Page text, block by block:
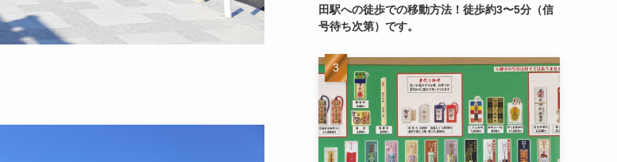
田駅への徒歩での移動方法！徒歩約3〜5分（信
号待ち次第）です。